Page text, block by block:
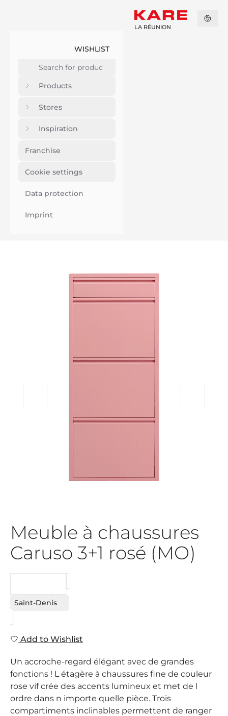
WISHLIST
Products
Stores
Inspiration
Franchise
Cookie settings
Data protection
Imprint
LA RÉUNION
Meuble à chaussures
Caruso 3+1 rosé (MO)
Saint-Denis
Add to Wishlist
Un accroche-regard élégant avec de grandes
fonctions ! L étagère à chaussures fine de couleur
rose vif crée des accents lumineux et met de l
ordre dans n importe quelle pièce. Trois
compartiments inclinables permettent de ranger